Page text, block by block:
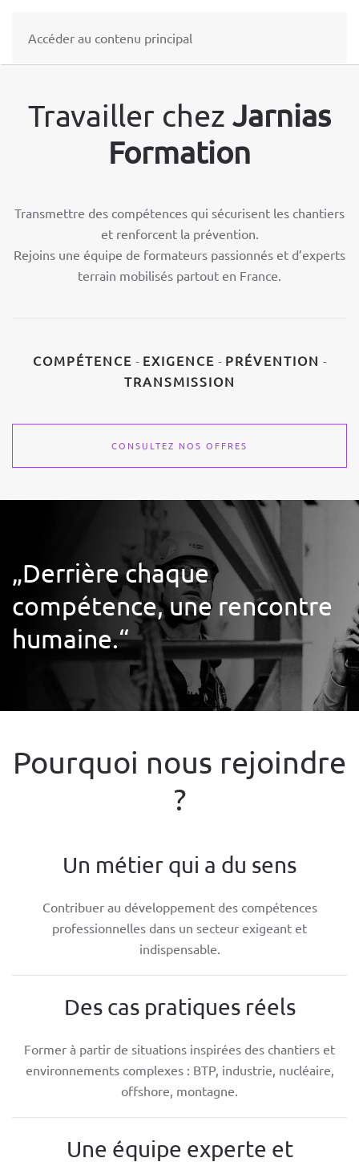
Accéder au contenu principal
Travailler chez Jarnias
Formation
Transmettre des compétences qui sécurisent les chantiers
et renforcent la prévention.
Rejoins une équipe de formateurs passionnés et d’experts
terrain mobilisés partout en France.
COMPÉTENCE - EXIGENCE - PRÉVENTION -
TRANSMISSION
CONSULTEZ NOS OFFRES
„Derrière chaque
compétence, une rencontre
humaine.“
Pourquoi nous rejoindre
?
Un métier qui a du sens
Contribuer au développement des compétences
professionnelles dans un secteur exigeant et
indispensable.
Des cas pratiques réels
Former à partir de situations inspirées des chantiers et
environnements complexes : BTP, industrie, nucléaire,
offshore, montagne.
Une équipe experte et